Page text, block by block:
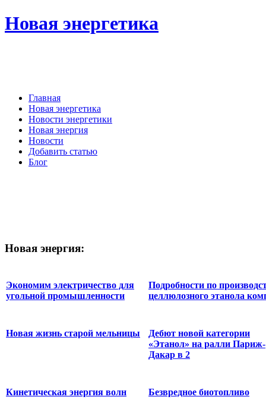
Новая энергетика
Главная
Новая энергетика
Новости энергетики
Новая энергия
Новости
Добавить статью
Блог
Новая энергия:
Экономим электричество для
угольной промышленности
Подробности по
целлюлозного этанола
Новая жизнь старой мельницы
Дебют новой категории
«Этанол» на ралли Париж-
Дакар в 2
Кинетическая энергия волн Безвредное биотопливо